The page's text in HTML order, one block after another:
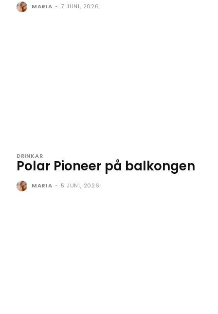
MARIA - 7 JUNI, 2026
DRINKAR
Polar Pioneer på balkongen
MARIA - 5 JUNI, 2026